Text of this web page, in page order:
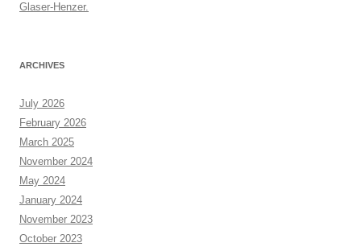
Glaser-Henzer.
ARCHIVES
July 2026
February 2026
March 2025
November 2024
May 2024
January 2024
November 2023
October 2023